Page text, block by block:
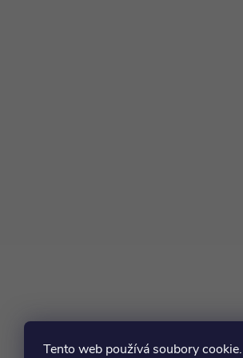
Tento web používá soubory